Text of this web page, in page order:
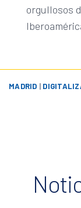
orgullosos
MADRID |